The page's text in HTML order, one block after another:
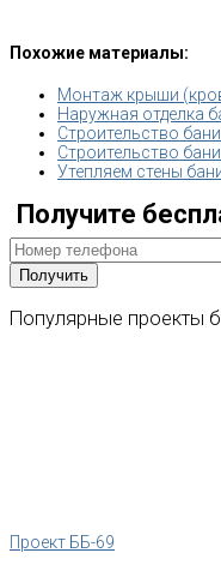
Похожие материалы:
Монтаж крыши
Наружная отделка
Строительство
Строительство
Утепляем стены
Получите
Популярные проекты
Проект ББ-69